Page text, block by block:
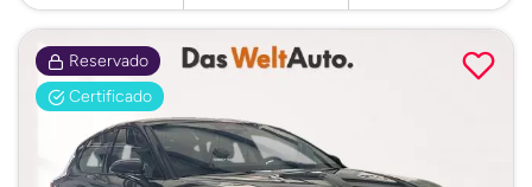
Reservado
Certificado